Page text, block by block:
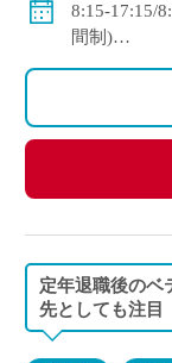
◇賞与：有(
◇保険：私
8:15-17:15/
間制)
◇休日：日
定年退職後のベ
先としても注目